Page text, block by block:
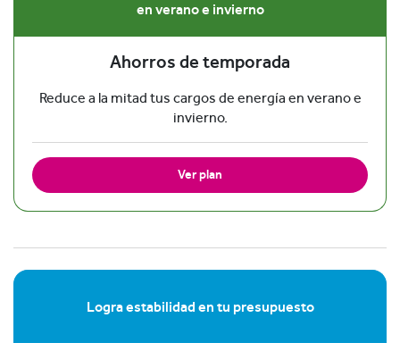
en verano e invierno
Ahorros de temporada
Reduce a la mitad tus cargos de energía en verano e
invierno.
Ver plan
Logra estabilidad en tu presupuesto